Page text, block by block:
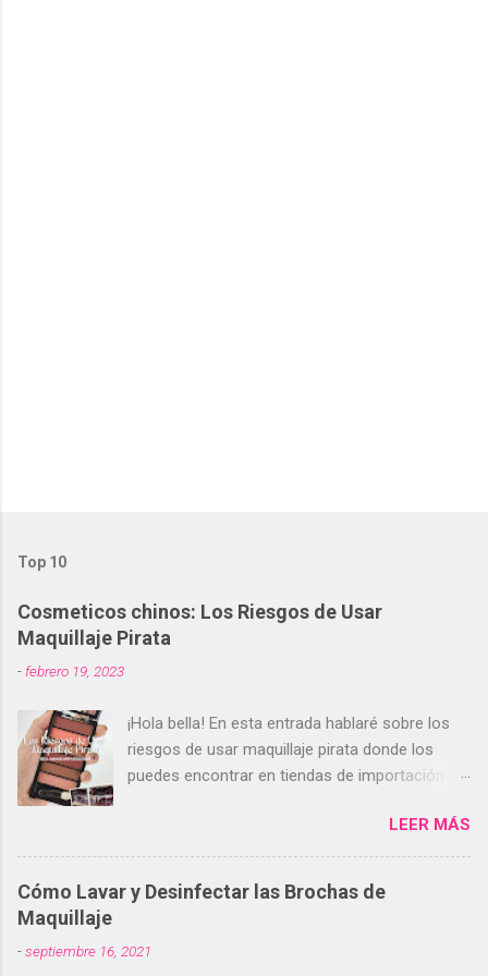
Top 10
Cosmeticos chinos: Los Riesgos de Usar
Maquillaje Pirata
- febrero 19, 2023
¡Hola bella! En esta entrada hablaré sobre los
riesgos de usar maquillaje pirata donde los
puedes encontrar en tiendas de importación
cosméticos pirata en tiendas de importación
(tiendas chinas). Lo más probable es que estas
tiendas se encuentren en el centro de tu
ciudad. En la mía, en la primera tienda a la que
cosméticos. Tengo entendido que el maquillaje
LEER MÁS
Cómo Lavar y Desinfectar las Brochas de
Maquillaje
-septiembre 16, 2021